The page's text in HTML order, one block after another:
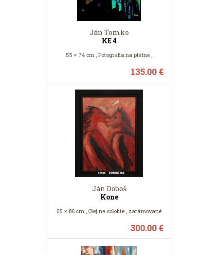
Ján Tomko
KE 4
55 × 74 cm , Fotografia na plátne ,
135.00 €
Ján Doboš
Kone
65 × 86 cm , Olej na sololite , zarámované
300.00 €